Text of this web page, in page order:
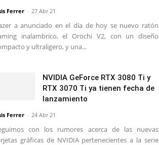
Ferrer - 27 Abr 21
a anunciado en el día de hoy se nuevo ratón
inalambrico, el Orochi V2, con un diseño
y ultraligero, y una...
NVIDIA GeForce RTX 3080 Ti y
RTX 3070 Ti ya tienen fecha de
lanzamiento
Ferrer - 24 Abr 21
con los rumores acerca de las nuevas
gráficas de NVIDIA pertenecientes a la serie